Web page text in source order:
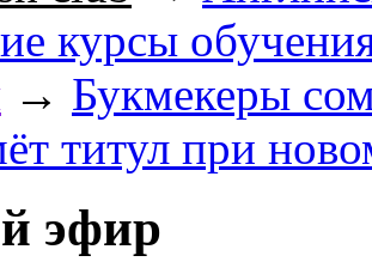
курсы
→ Букмекеры
титул при
эфир